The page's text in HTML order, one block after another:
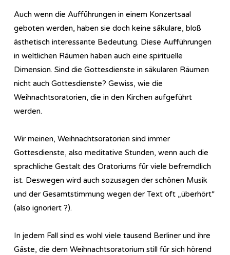
Auch wenn die Aufführungen in einem Konzertsaal
geboten werden, haben sie doch keine säkulare, bloß
ästhetisch interessante Bedeutung. Diese Aufführungen
in weltlichen Räumen haben auch eine spirituelle
Dimension. Sind die Gottesdienste in säkularen Räumen
nicht auch Gottesdienste? Gewiss, wie die
Weihnachtsoratorien, die in den Kirchen aufgeführt
werden.
Wir meinen, Weihnachtsoratorien sind immer
Gottesdienste, also meditative Stunden, wenn auch die
sprachliche Gestalt des Oratoriums für viele befremdlich
ist. Deswegen wird auch sozusagen der schönen Musik
und der Gesamtstimmung wegen der Text oft „überhört“
(also ignoriert ?).
In jedem Fall sind es wohl viele tausend Berliner und ihre
Gäste, die dem Weihnachtsoratorium still für sich hörend